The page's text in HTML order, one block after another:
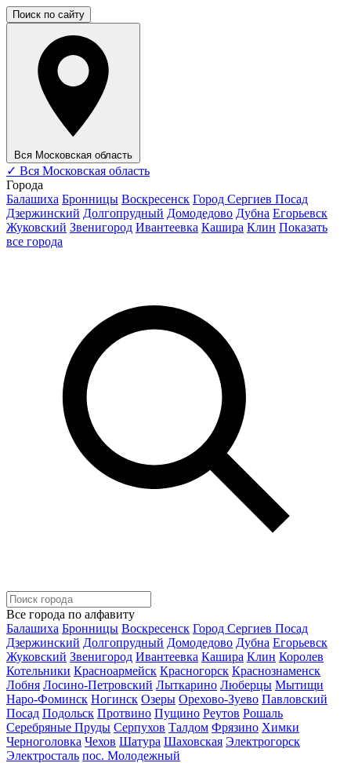
Поиск по сайту
Вся Московская область
✓ Вся Московская область
Города
Балашиха Бронницы Воскресенск Город Сергиев Посад
Дзержинский Долгопрудный Домодедово Дубна Егорьевск
Жуковский Звенигород Ивантеевка Кашира Клин Показать
все города
Все города по алфавиту
Балашиха Бронницы Воскресенск Город Сергиев Посад
Дзержинский Долгопрудный Домодедово Дубна Егорьевск
Жуковский Звенигород Ивантеевка Кашира Клин Королев
Котельники Красноармейск Красногорск Краснознаменск
Лобня Лосино-Петровский Лыткарино Люберцы Мытищи
Наро-Фоминск Ногинск Озеры Орехово-Зуево Павловский
Посад Подольск Протвино Пущино Реутов Рошаль
Серебряные Пруды Серпухов Талдом Фрязино Химки
Черноголовка Чехов Шатура Шаховская Электрогорск
Электросталь пос. Молодежный